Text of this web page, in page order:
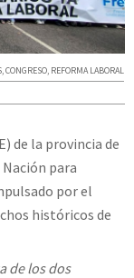
,CONGRESO, REFORMA LABORAL
de la provincia de
para
por el
históricos de
de los dos